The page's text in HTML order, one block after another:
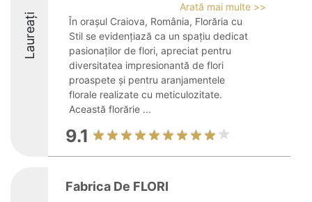
Laureați
Arată mai multe >>
În orașul Craiova, România, Florăria cu
Stil se evidențiază ca un spațiu dedicat
pasionaților de flori, apreciat pentru
diversitatea impresionantă de flori
proaspete și pentru aranjamentele
florale realizate cu meticulozitate.
Această florărie ...
9.1
Fabrica De FLORI